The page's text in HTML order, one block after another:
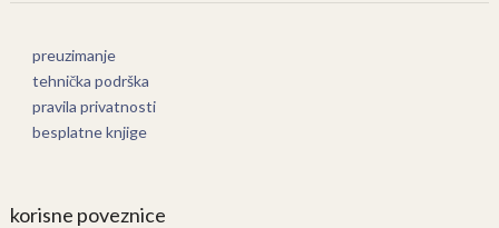
preuzimanje
tehnička podrška
pravila privatnosti
besplatne knjige
korisne poveznice